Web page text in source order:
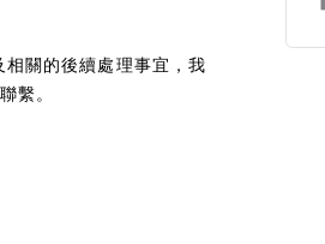
關的後續處理事宜，我
繫。